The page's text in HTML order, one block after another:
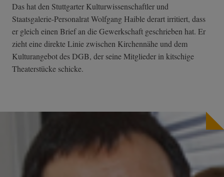
Das hat den Stuttgarter Kulturwissenschaftler und
Staatsgalerie-Personalrat Wolfgang Haible derart irritiert, dass
er gleich einen Brief an die Gewerkschaft geschrieben hat. Er
zieht eine direkte Linie zwischen Kirchennähe und dem
Kulturangebot des DGB, der seine Mitglieder in kitschige
Theaterstücke schicke.